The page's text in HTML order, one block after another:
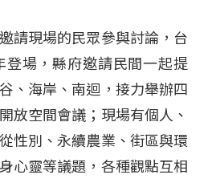
請現場的民眾參與討論，台
登場，縣府邀請民間一起提
、海岸、南迴，接力舉辦四
放空間會議；現場有個人、
性別、永續農業、街區與環
心靈等議題，各種觀點互相